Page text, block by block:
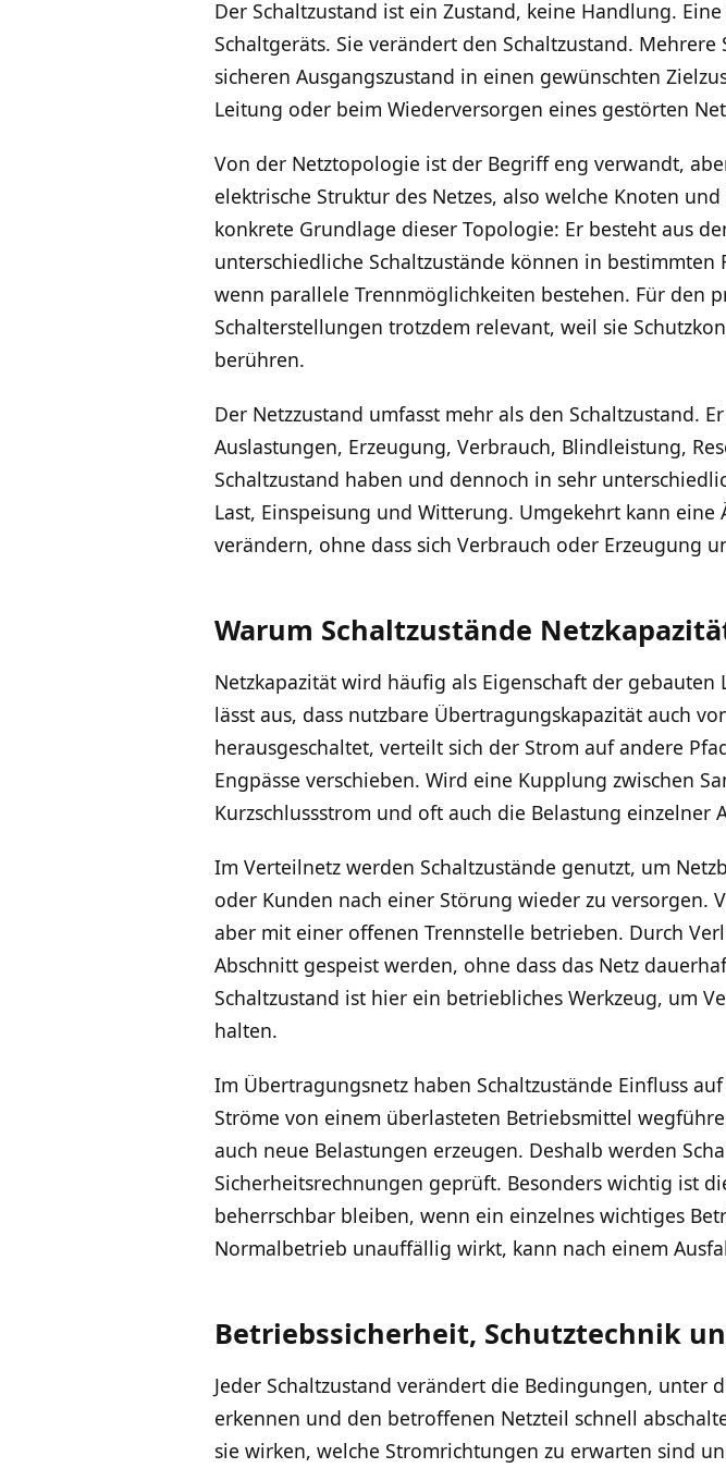
Der Schaltzustand ist ein Zustand, keine Handlung.
Schaltgeräts. Sie verändert den Schaltzustand.
sicheren Ausgangszustand in einen gewünschten
Leitung oder beim Wiederversorgen eines gestörten
Von der Netztopologie ist der Begriff eng verwandt,
elektrische Struktur des Netzes, also welche Knoten
konkrete Grundlage dieser Topologie: Er besteht aus
unterschiedliche Schaltzustände können in
wenn parallele Trennmöglichkeiten bestehen. Für den
Schalterstellungen trotzdem relevant, weil sie
berühren.
Der Netzzustand umfasst mehr als den Schaltzustand.
Auslastungen, Erzeugung, Verbrauch, Blindleistung,
Schaltzustand haben und dennoch in sehr
Last, Einspeisung und Witterung. Umgekehrt kann
verändern, ohne dass sich Verbrauch oder Erzeugung
Warum Schaltzustände
Netzkapazität wird häufig als Eigenschaft der
lässt aus, dass nutzbare Übertragungskapazität auch
herausgeschaltet, verteilt sich der Strom auf andere
Engpässe verschieben. Wird eine Kupplung zwischen
Kurzschlussstrom und oft auch die Belastung einzelner
Im Verteilnetz werden Schaltzustände genutzt, um
oder Kunden nach einer Störung wieder zu
aber mit einer offenen Trennstelle betrieben. Durch
Abschnitt gespeist werden, ohne dass das Netz
Schaltzustand ist hier ein betriebliches Werkzeug, um
halten.
Im Übertragungsnetz haben Schaltzustände Einfluss
Ströme von einem überlasteten Betriebsmittel
auch neue Belastungen erzeugen. Deshalb werden
Sicherheitsrechnungen geprüft. Besonders wichtig ist
beherrschbar bleiben, wenn ein einzelnes wichtiges
Normalbetrieb unauffällig wirkt, kann nach einem
Betriebssicherheit, Schutztechnik
Jeder Schaltzustand verändert die Bedingungen, unter
erkennen und den betroffenen Netzteil schnell
sie wirken, welche Stromrichtungen zu erwarten sind